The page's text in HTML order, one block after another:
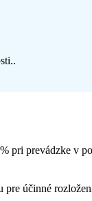
pri prevádzke v
účinné